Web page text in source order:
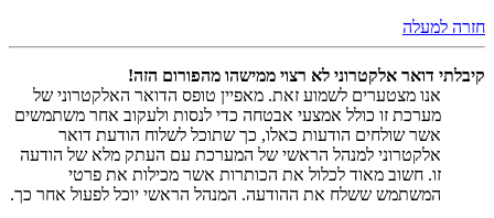
חזרה למעלה
קיבלתי דואר אלקטרוני לא רצוי ממישהו מהפורום הזה!
אנו מצטערים לשמוע זאת. מאפיין טופס הדואר האלקטרוני של
מערכת זו כולל אמצעי אבטחה כדי לנסות ולעקוב אחר משתמשים
אשר שולחים הודעות כאלו, כך שתוכל לשלוח הודעת דואר
אלקטרוני למנהל הראשי של המערכת עם העתק מלא של הודעה
זו. חשוב מאוד לכלול את הכותרות אשר מכילות את פרטי
המשתמש ששלח את ההודעה. המנהל הראשי יוכל לפעול אחר כך.